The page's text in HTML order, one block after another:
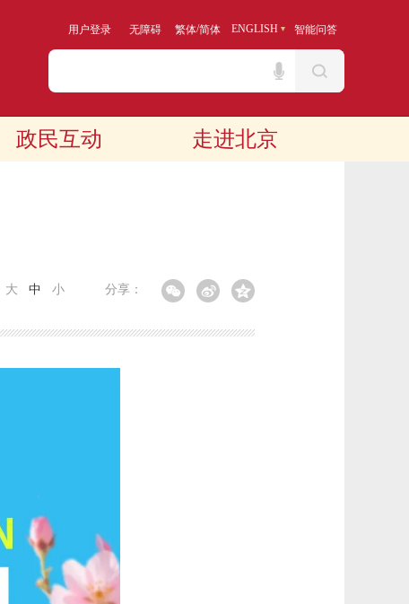
用户登录 无障碍 繁体/简体 ENGLISH 智能问答
政民互动 走进北京
分享：
大 中 小